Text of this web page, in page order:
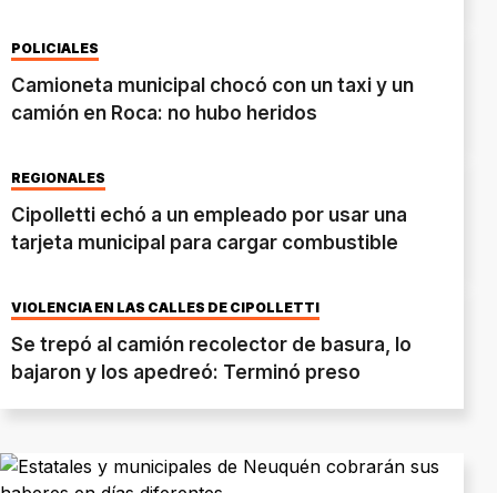
POLICIALES
Camioneta municipal chocó con un taxi y un
camión en Roca: no hubo heridos
REGIONALES
Cipolletti echó a un empleado por usar una
tarjeta municipal para cargar combustible
VIOLENCIA EN LAS CALLES DE CIPOLLETTI
Se trepó al camión recolector de basura, lo
bajaron y los apedreó: Terminó preso